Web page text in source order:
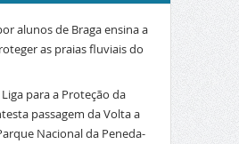
alunos de Braga ensina a
as praias fluviais do
para a Proteção da
passagem da Volta a
Nacional da Peneda-